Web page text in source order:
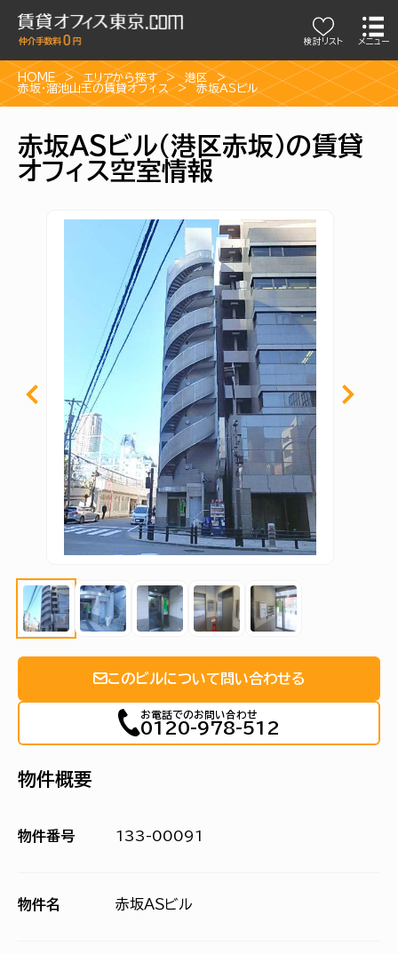
検討リスト メニュー
HOME エリアから探す
港区
赤坂・溜池山王の賃貸オフィス
赤坂ＡＳビル
赤坂ＡＳビル（港区赤坂）の賃貸
オフィス空室情報
このビルについて問い合わせる
お電話でのお問い合わせ
0120-978-512
物件概要
物件番号 133-00091
物件名 赤坂ＡＳビル